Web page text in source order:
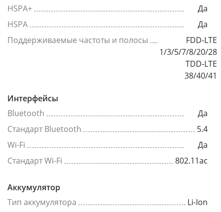
HSPA+
Да
HSPA
Да
Поддерживаемые частоты и полосы
FDD-LTE
1/3/5/7/8/20/28
TDD-LTE
38/40/41
Интерфейсы
Bluetooth
Да
Стандарт Bluetooth
5.4
Wi-Fi
Да
Стандарт Wi-Fi
802.11ac
Аккумулятор
Тип аккумулятора
Li-Ion